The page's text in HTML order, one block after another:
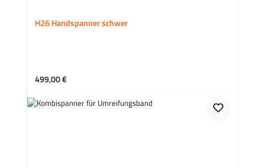
H26 Handspanner schwer
Regulärer Preis:
499,00 €